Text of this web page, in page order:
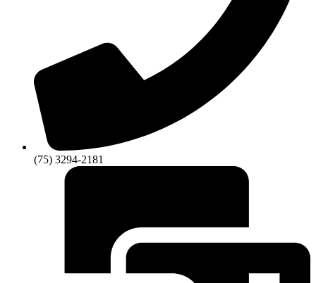
(75) 3294-2181